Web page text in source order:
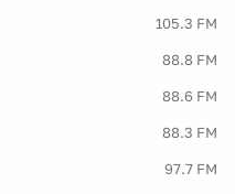
105.3 FM
88.8 FM
88.6 FM
88.3 FM
97.7 FM